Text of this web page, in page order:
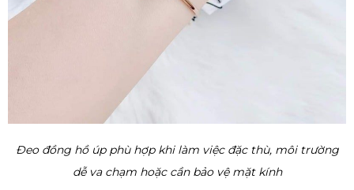
Đeo đồng hồ úp phù hợp khi làm việc đặc thù, môi trường
dễ va chạm hoặc cần bảo vệ mặt kính